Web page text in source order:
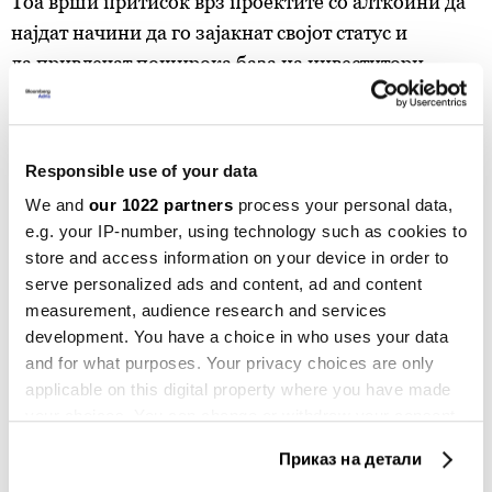
Responsible use of your data
We and our 1022 partners process your personal data,
e.g. your IP-number, using technology such as cookies to
store and access information on your device in order to
serve personalized ads and content, ad and content
measurement, audience research and services
development. You have a choice in who uses your data
and for what purposes. Your privacy choices are only
applicable on this digital property where you have made
Приказ на детали
најдат начини да го зајакнат својот статус и
да привлечат поширока база на инвеститори.
Сепак, не сите алткоини се во криза. Токени како
Maker и Hyperliquid, кои се поврзани со
просперитетни протоколи за децентрализирано
финансирање, забележаа големи добивки оваа
година.
„Секако дека постои подгрупа на пазарот на која и
оди неверојатно добро - генерално компании со
реални бизниси, реални приходи, а тие приходи се
главен инвестициски директор на фирмата за